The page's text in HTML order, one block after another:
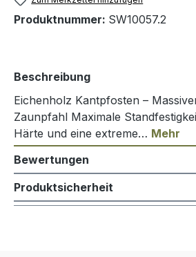
Produktnummer: SW10057.2
Beschreibung
Eichenholz Kantpfosten –
Zaunpfahl Maximale
Härte und eine extreme… Mehr
Bewertungen
Produktsicherheit